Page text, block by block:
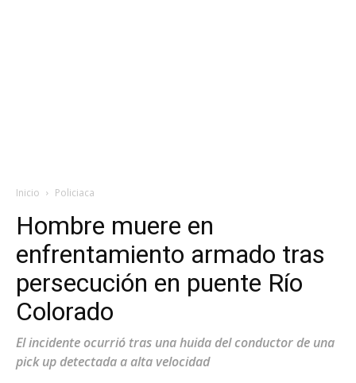
Inicio Policiaca
Hombre muere en
enfrentamiento armado tras
persecución en puente Río
Colorado
El incidente ocurrió tras una huida del conductor de una
pick up detectada a alta velocidad